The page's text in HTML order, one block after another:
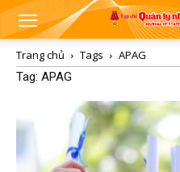
Trang chủ Tags
APAG
Tag: APAG